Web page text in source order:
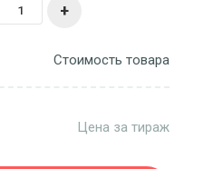
+
Стоимость товара
Цена за тираж